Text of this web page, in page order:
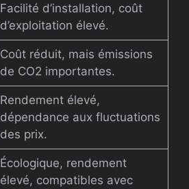
Facilité d’installation, coût
d’exploitation élevé.
Coût réduit, mais émissions
de CO2 importantes.
Rendement élevé,
dépendance aux fluctuations
des prix.
Écologique, rendement
élevé, compatibles avec